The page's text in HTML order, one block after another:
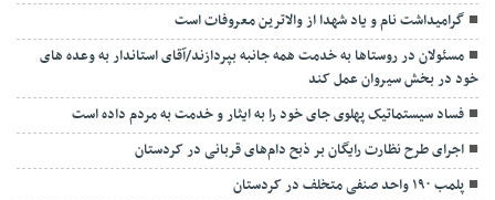
گرامیداشت نام و یاد شهدا از والاترین معروفات است
مسئولان در روستاها به خدمت همه جانبه بپردازند/آقای استاندار به وعده های
خود در بخش سیروان عمل کند
فساد سیستماتیک پهلوی جای خود را به ایثار و خدمت به مردم داده است
اجرای طرح نظارت رایگان بر ذبح دام‌های قربانی در کردستان
پلمب ۱۹۰ واحد صنفی متخلف در کردستان